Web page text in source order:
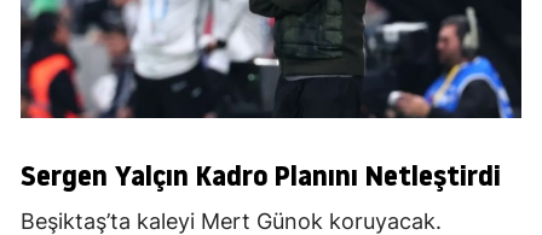
Sergen Yalçın Kadro Planını Netleştirdi
Beşiktaş’ta kaleyi Mert Günok koruyacak.